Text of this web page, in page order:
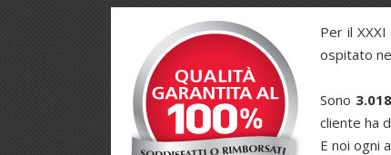
Per il
ospitato
Sono 3.018
cliente ha
E noi ogni